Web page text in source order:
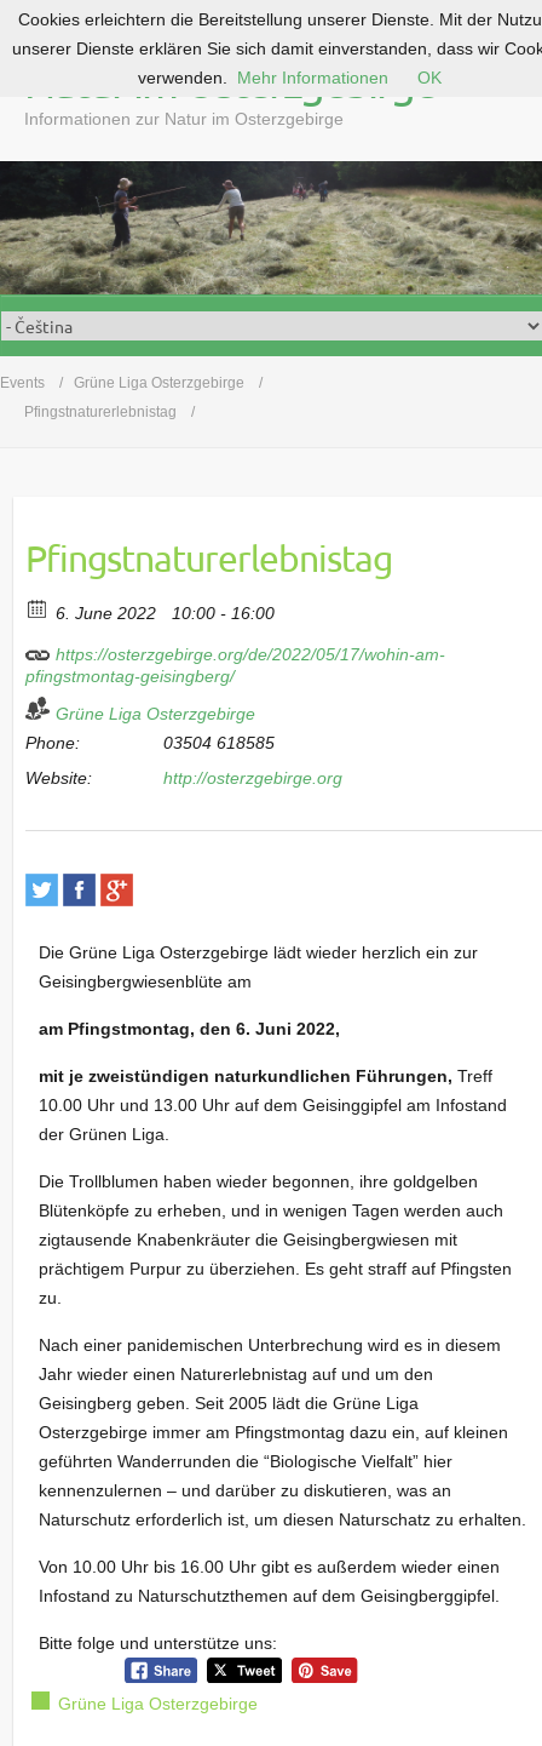
o
o
n
t
e
n
Natur im Osterzgebirge
Informationen zur Natur im Osterzgebirge
Events
Grüne Liga Osterzgebirge
Pfingstnaturerlebnistag
Pfingstnaturerlebnistag
6. June 2022 10:00 - 16:00
https://osterzgebirge.org/de/2022/05/17/wohin-am-
pfingstmontag-geisingberg/
Grüne Liga Osterzgebirge
Phone:
03504 618585
Website:
http://osterzgebirge.org
Die Grüne Liga Osterzgebirge lädt wieder herzlich ein zur
Geisingbergwiesenblüte am
am Pfingstmontag, den 6. Juni 2022,
mit je zweistündigen naturkundlichen Führungen, Treff
10.00 Uhr und 13.00 Uhr auf dem Geisinggipfel am Infostand
der Grünen Liga.
Die Trollblumen haben wieder begonnen, ihre goldgelben
Blütenköpfe zu erheben, und in wenigen Tagen werden auch
zigtausende Knabenkräuter die Geisingbergwiesen mit
prächtigem Purpur zu überziehen. Es geht straff auf Pfingsten
zu.
Nach einer panidemischen Unterbrechung wird es in diesem
Jahr wieder einen Naturerlebnistag auf und um den
Geisingberg geben. Seit 2005 lädt die Grüne Liga
Osterzgebirge immer am Pfingstmontag dazu ein, auf kleinen
geführten Wanderrunden die “Biologische Vielfalt” hier
kennenzulernen – und darüber zu diskutieren, was an
Naturschutz erforderlich ist, um diesen Naturschatz zu erhalten.
Von 10.00 Uhr bis 16.00 Uhr gibt es außerdem wieder einen
Infostand zu Naturschutzthemen auf dem Geisingberggipfel.
Bitte folge und unterstütze uns:
Grüne Liga Osterzgebirge
Cookies erleichtern die Bereitstellung unserer Dienste. Mit der
unserer Dienste erklären Sie sich damit einverstanden, dass wir
verwenden.
Mehr Informationen OK